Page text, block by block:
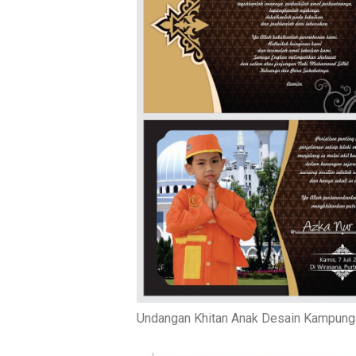
Undangan Khitan Anak Desain